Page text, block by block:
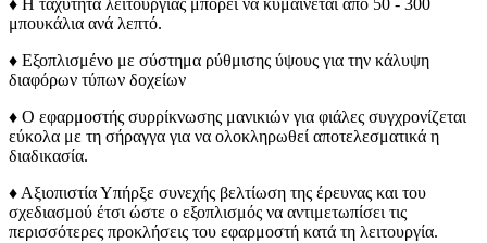
♦ Η ταχύτητα λειτουργίας μπορεί να κυμαίνεται από 50 - 300
μπουκάλια ανά λεπτό.
♦ Εξοπλισμένο με σύστημα ρύθμισης ύψους για την κάλυψη
διαφόρων τύπων δοχείων
♦ Ο εφαρμοστής συρρίκνωσης μανικιών για φιάλες συγχρονίζεται
εύκολα με τη σήραγγα για να ολοκληρωθεί αποτελεσματικά η
διαδικασία.
♦ Αξιοπιστία Υπήρξε συνεχής βελτίωση της έρευνας και του
σχεδιασμού έτσι ώστε ο εξοπλισμός να αντιμετωπίσει τις
περισσότερες προκλήσεις του εφαρμοστή κατά τη λειτουργία.